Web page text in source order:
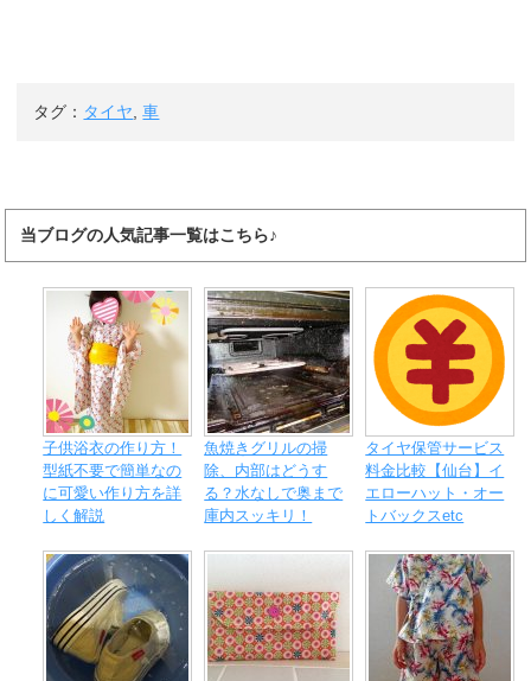
タグ： タイヤ ,車
当ブログの人気記事一覧はこちら♪
子供浴衣の作り方！
型紙不要で簡単なの
に可愛い作り方を詳
しく解説
魚焼きグリルの掃
除、内部はどうす
る？水なしで奥まで
庫内スッキリ！
タイヤ保管サービス
料金比較【仙台】イ
エローハット・オー
トバックスetc